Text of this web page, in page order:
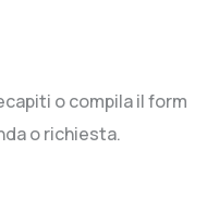
o compila il form
o richiesta.